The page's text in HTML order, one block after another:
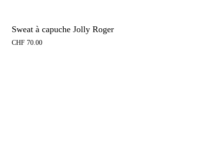
Sweat à capuche Jolly Roger
CHF 70.00